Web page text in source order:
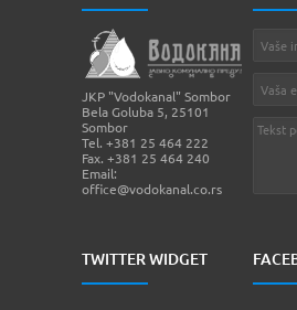
JKP "Vodokanal" Sombor
Bela Goluba 5, 25101
Sombor
Tel. +381 25 464 222
Fax. +381 25 464 240
Email:
office@vodokanal.co.rs
TWITTER WIDGET